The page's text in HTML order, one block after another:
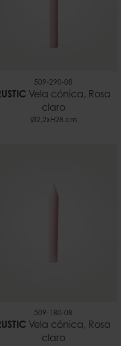
509-290-08
Vela cónica, Rosa
claro
Ø2,2xH28 cm
509-180-08
Vela cónica, Rosa
claro